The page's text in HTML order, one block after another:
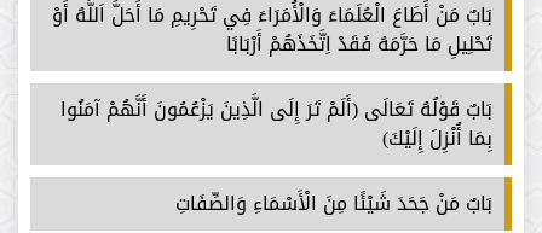
بَابٌ مَنْ أَطَاعَ الْعُلَمَاءَ وَالْأُمَرَاءَ فِي تَحْرِيمِ مَا أَحَلَّ اَللَّهُ أَوْ
تَحْلِيلِ مَا حَرَّمَهُ فَقَدْ اِتَّخَذَهُمْ أَرْبَابًا
بَابٌ قَوْلُهُ تَعَالَى (أَلَمْ تَرَ إِلَى الَّذِينَ يَزْعُمُونَ أَنَّهُمْ آمَنُوا
بِمَا أُنْزِلَ إِلَيْكَ)
بَابٌ مَنْ جَحَدَ شَيْئًا مِنَ الْأَسْمَاءِ وَالصِّفَاتِ